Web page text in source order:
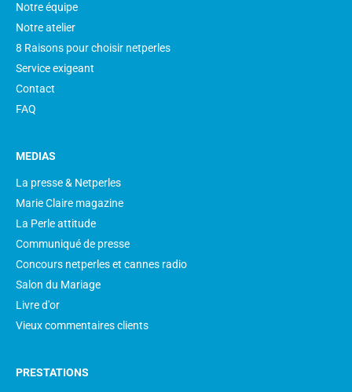
Notre équipe
Notre atelier
8 Raisons pour choisir netperles
Service exigeant
Contact
FAQ
MEDIAS
La presse & Netperles
Marie Claire magazine
La Perle attitude
Communiqué de presse
Concours netperles et cannes radio
Salon du Mariage
Livre d'or
Vieux commentaires clients
PRESTATIONS